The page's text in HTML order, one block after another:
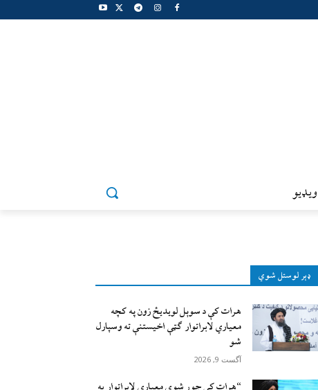
ويډيو
ډېر لوستل شوي
هرات کې د سوېل ‌لویدیځ زون په کچه
معیاري لابراتوار ګټې اخیستنې ته وسپارل
شو
آگست 9, 2026